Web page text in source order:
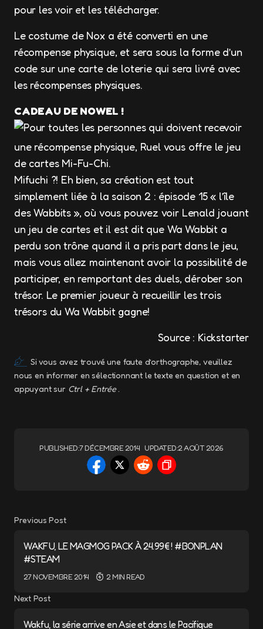
pour les voir et les télécharger.
Le costume de Nox a été converti en une
récompense physique, et sera sous la forme d’un
code sur une carte de loterie qui sera livré avec
les récompenses physiques.
CADEAU DE NOWEL !
Pour toutes les personnes qui doivent recevoir
une récompense physique, Ruel vous offre le jeu
de cartes Mi-Fu-Chi.
Mifuchi ?! Eh bien, sa création est tout
simplement liée à la saison 2 : épisode 15 « l’île
des Wabbits », où vous pouvez voir Lenald jouant
un jeu de cartes et il est dit que Wa Wabbit a
perdu son trône quand il a pris part dans le jeu,
mais vous allez maintenant avoir la possibilité de
participer, en remportant des duels, dérober son
trésor. Le premier joueur à recueillir les trois
trésors du Wa Wabbit gagne!
Source : Kickstarter
Si vous avez trouvé une faute d’orthographe, veuillez
nous en informer en sélectionnant le texte en question et en
appuyant sur Ctrl + Entrée.
PUBLISHED:7 DÉCEMBRE 2014 UPDATED:2 AOÛT 2026
Previous Post
WAKFU, LE MAGMOG PACK À 24.99€ ! #BONPLAN
#STEAM
27 NOVEMBRE 2014 2 MIN READ
Next Post
Wakfu, la série arrive en Asie et dans le Pacifique